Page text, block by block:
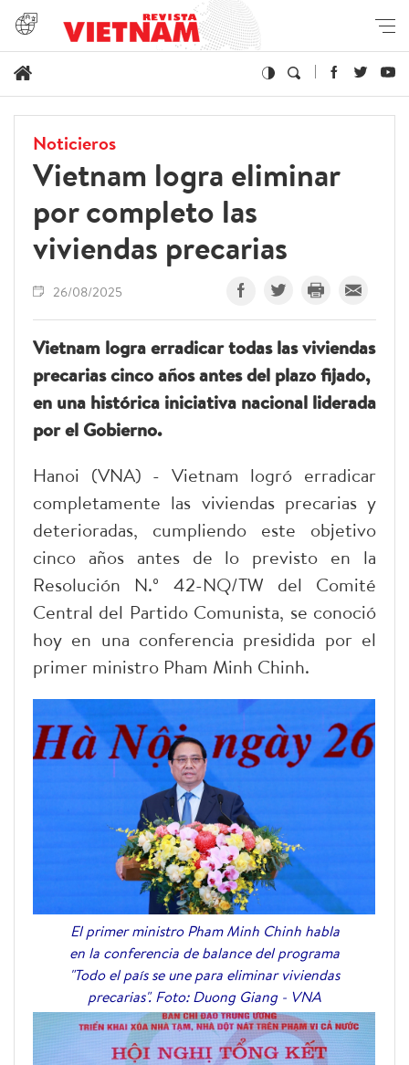
Noticieros
Vietnam logra eliminar
por completo las
viviendas precarias
26/08/2025
Vietnam logra erradicar todas las viviendas
precarias cinco años antes del plazo fijado,
en una histórica iniciativa nacional liderada
por el Gobierno.
Hanoi (VNA) - Vietnam logró erradicar
completamente las viviendas precarias y
deterioradas, cumpliendo este objetivo
cinco años antes de lo previsto en la
Resolución N.º 42-NQ/TW del Comité
Central del Partido Comunista, se conoció
hoy en una conferencia presidida por el
primer ministro Pham Minh Chinh.
El primer ministro Pham Minh Chinh habla
en la conferencia de balance del programa
"Todo el país se une para eliminar viviendas
precarias". Foto: Duong Giang - VNA